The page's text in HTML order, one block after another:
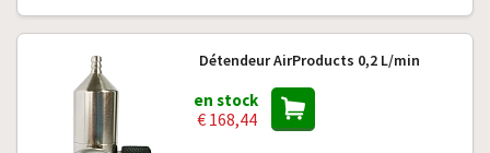
Détendeur AirProducts 0,2 L/min
en stock
€ 168,44